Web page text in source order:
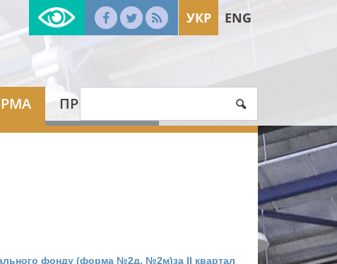
УКР ENG
ПРЕС-ЦЕНТР
фонду (форма №2д. №2м)за II квартал